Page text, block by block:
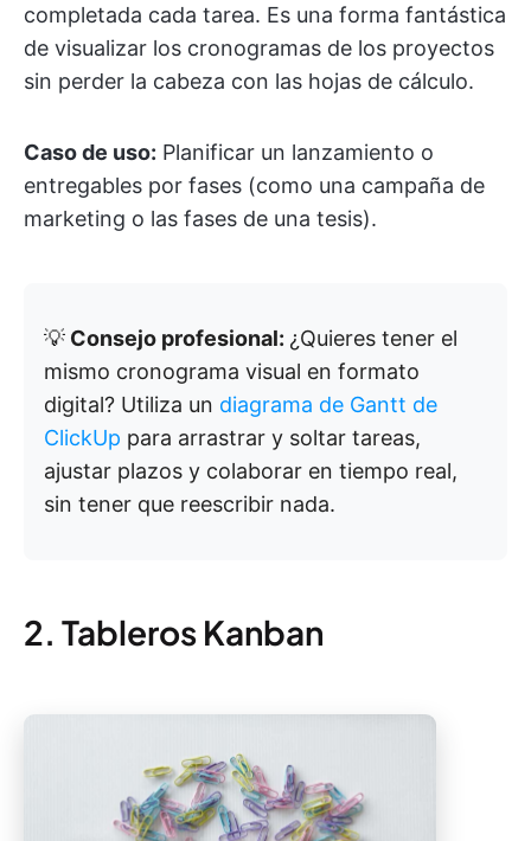
completada cada tarea. Es una forma fantástica
de visualizar los cronogramas de los proyectos
sin perder la cabeza con las hojas de cálculo.
Caso de uso: Planificar un lanzamiento o
entregables por fases (como una campaña de
marketing o las fases de una tesis).
💡 Consejo profesional: ¿Quieres tener el
mismo cronograma visual en formato
digital? Utiliza un diagrama de Gantt de
ClickUp para arrastrar y soltar tareas,
ajustar plazos y colaborar en tiempo real,
sin tener que reescribir nada.
2. Tableros Kanban